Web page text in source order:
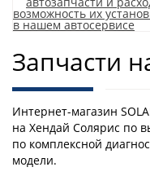
Запчасти
Интернет-магазин
на Хендай Солярис по
по комплексной
модели.